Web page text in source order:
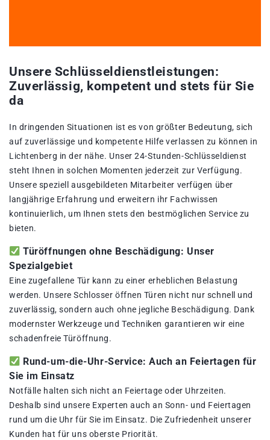
Unsere Schlüsseldienstleistungen:
Zuverlässig, kompetent und stets für Sie
da
In dringenden Situationen ist es von größter Bedeutung, sich
auf zuverlässige und kompetente Hilfe verlassen zu können in
Lichtenberg in der nähe. Unser 24-Stunden-Schlüsseldienst
steht Ihnen in solchen Momenten jederzeit zur Verfügung.
Unsere speziell ausgebildeten Mitarbeiter verfügen über
langjährige Erfahrung und erweitern ihr Fachwissen
kontinuierlich, um Ihnen stets den bestmöglichen Service zu
bieten.
Türöffnungen ohne Beschädigung: Unser
Spezialgebiet
Eine zugefallene Tür kann zu einer erheblichen Belastung
werden. Unsere Schlosser öffnen Türen nicht nur schnell und
zuverlässig, sondern auch ohne jegliche Beschädigung. Dank
modernster Werkzeuge und Techniken garantieren wir eine
schadenfreie Türöffnung.
Rund-um-die-Uhr-Service: Auch an Feiertagen für
Sie im Einsatz
Notfälle halten sich nicht an Feiertage oder Uhrzeiten.
Deshalb sind unsere Experten auch an Sonn- und Feiertagen
rund um die Uhr für Sie im Einsatz. Die Zufriedenheit unserer
Kunden hat für uns oberste Priorität.